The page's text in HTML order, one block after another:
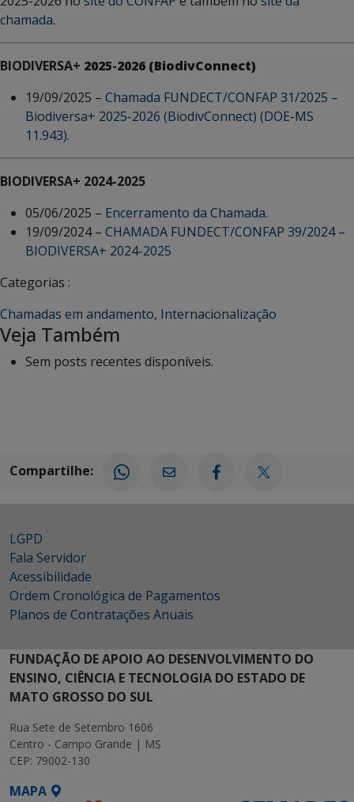
chamada.
BIODIVERSA+ 2025-2026 (BiodivConnect)
19/09/2025 – Chamada FUNDECT/CONFAP 31/2025 –
Biodiversa+ 2025-2026 (BiodivConnect) (DOE-MS
11.943).
BIODIVERSA+ 2024-2025
05/06/2025 – Encerramento da Chamada.
19/09/2024 – CHAMADA FUNDECT/CONFAP 39/2024 –
BIODIVERSA+ 2024-2025
Categorias :
Chamadas em andamento, Internacionalização
Veja Também
Sem posts recentes disponíveis.
Compartilhe:
LGPD
Fala Servidor
Acessibilidade
Ordem Cronológica de Pagamentos
Planos de Contratações Anuais
FUNDAÇÃO DE APOIO AO DESENVOLVIMENTO DO
ENSINO, CIÊNCIA E TECNOLOGIA DO ESTADO DE
MATO GROSSO DO SUL
Rua Sete de Setembro 1606
Centro - Campo Grande | MS
CEP: 79002-130
MAPA